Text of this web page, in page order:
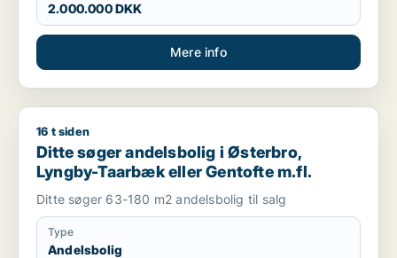
2.000.000 DKK
Mere info
Ditte søger andelsbolig i Østerbro, Lyngby-Taarbæk eller
16 t siden
Ditte søger andelsbolig i Østerbro,
Lyngby-Taarbæk eller Gentofte m.fl.
Ditte søger 63-180 m2 andelsbolig til salg
Type
Andelsbolig